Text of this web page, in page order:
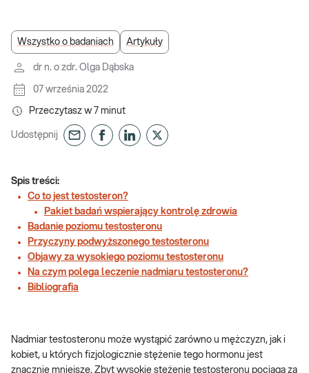
Wszystko o badaniach Artykuły
dr n. o zdr. Olga Dąbska
07 września 2022
Przeczytasz w 7 minut
Udostępnij
Spis treści:
Co to jest testosteron?
Pakiet badań wspierający kontrolę zdrowia
Badanie poziomu testosteronu
Przyczyny podwyższonego testosteronu
Objawy za wysokiego poziomu testosteronu
Na czym polega leczenie nadmiaru testosteronu?
Bibliografia
Nadmiar testosteronu może wystąpić zarówno u mężczyzn, jak i
kobiet, u których fizjologicznie stężenie tego hormonu jest
znacznie mniejsze. Zbyt wysokie stężenie testosteronu pociąga za